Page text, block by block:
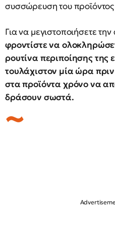
συσσώρευση του
Για να μεγιστοποιήσετε
φροντίστε να
ρουτίνα περιποίησης της
τουλάχιστον μία ώρα
στα προϊόντα χρόνο να
δράσουν σωστά.